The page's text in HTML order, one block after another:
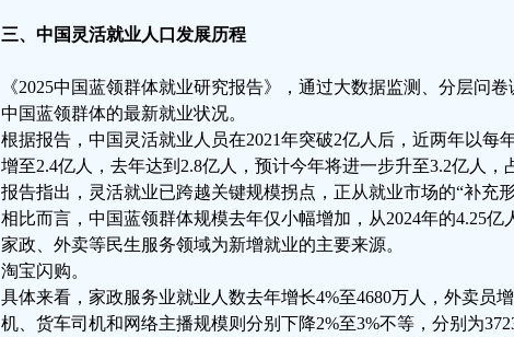
三、中国灵活就业人口发展历程
《2025中国蓝领群体就业研究报告》，通过大数据监测、分层问
中国蓝领群体的最新就业状况。
根据报告，中国灵活就业人员在2021年突破2亿人后，近两年以每
增至2.4亿人，去年达到2.8亿人，预计今年将进一步升至3.2亿人，
报告指出，灵活就业已跨越关键规模拐点，正从就业市场的“补充形
相比而言，中国蓝领群体规模去年仅小幅增加，从2024年的4.25亿
家政、外卖等民生服务领域为新增就业的主要来源。
淘宝闪购。
具体来看，家政服务业就业人数去年增长4%至4680万人，外卖员
机、货车司机和网络主播规模则分别下降2%至3%不等，分别为